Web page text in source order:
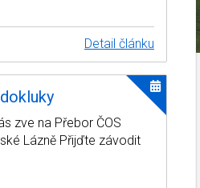
Detail článku
zve na Přebor ČOS
Lázně Přijďte závodit